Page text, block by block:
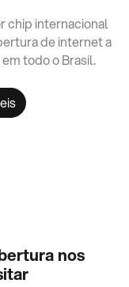
chip internacional
de internet a
todo o Brasil.
nos